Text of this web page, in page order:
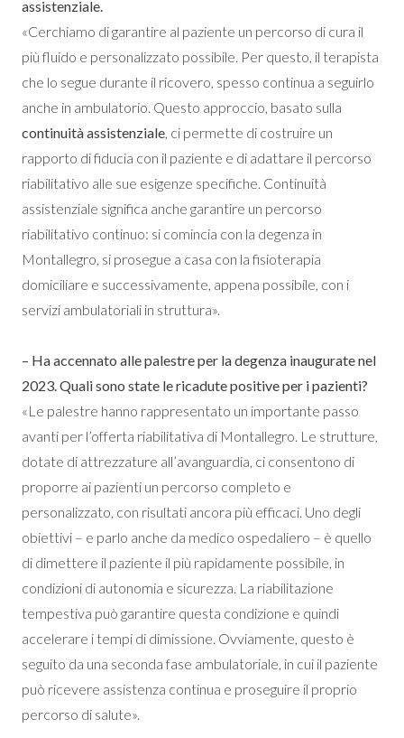
assistenziale.
«Cerchiamo di garantire al paziente un percorso di cura il
più fluido e personalizzato possibile. Per questo, il terapista
che lo segue durante il ricovero, spesso continua a seguirlo
anche in ambulatorio. Questo approccio, basato sulla
continuità assistenziale , ci permette di costruire un
rapporto di fiducia con il paziente e di adattare il percorso
riabilitativo alle sue esigenze specifiche. Continuità
assistenziale significa anche garantire un percorso
riabilitativo continuo: si comincia con la degenza in
Montallegro, si prosegue a casa con la fisioterapia
domiciliare e successivamente, appena possibile, con i
servizi ambulatoriali in struttura».
– Ha accennato alle palestre per la degenza inaugurate nel
2023. Quali sono state le ricadute positive per i pazienti?
«Le palestre hanno rappresentato un importante passo
avanti per l’offerta riabilitativa di Montallegro. Le strutture,
dotate di attrezzature all’avanguardia, ci consentono di
proporre ai pazienti un percorso completo e
personalizzato, con risultati ancora più efficaci. Uno degli
obiettivi – e parlo anche da medico ospedaliero – è quello
di dimettere il paziente il più rapidamente possibile, in
condizioni di autonomia e sicurezza. La riabilitazione
tempestiva può garantire questa condizione e quindi
accelerare i tempi di dimissione. Ovviamente, questo è
seguito da una seconda fase ambulatoriale, in cui il paziente
può ricevere assistenza continua e proseguire il proprio
percorso di salute».